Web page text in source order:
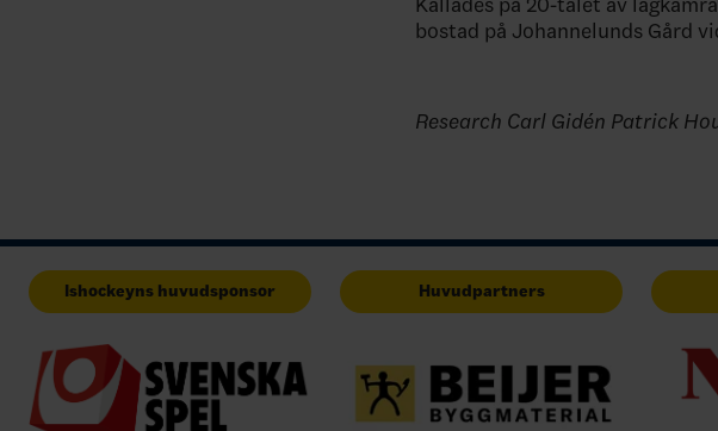
bostad på Johannelunds Gård
Research Carl Gidén Patrick
Ishockeyns huvudsponsor Huvudpartners